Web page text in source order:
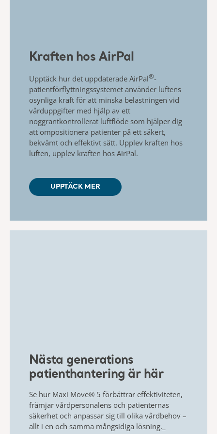
Kraften hos AirPal
Upptäck hur det uppdaterade AirPal®-
patientförflyttningssystemet använder luftens
osynliga kraft för att minska belastningen vid
vårduppgifter med hjälp av ett
noggrantkontrollerat luftflöde som hjälper dig
att ompositionera patienter på ett säkert,
bekvämt och effektivt sätt. Upplev kraften hos
luften, upplev kraften hos AirPal.
UPPTÄCK MER
​Nästa generations
patienthantering är här​
Se hur Maxi Move® 5 förbättrar effektiviteten,
främjar vårdpersonalens och patienternas
säkerhet och anpassar sig till olika vårdbehov –
allt i en och samma mångsidiga lösning.